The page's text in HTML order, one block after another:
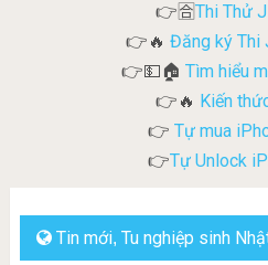
👉🈴Thi Thử
👉🔥 Đăng ký Thi
👉💵🏠Tìm hiểu
👉🔥 Kiến
👉 Tự mua
👉Tự Unlock
Tin mới, Tu nghiệp sinh